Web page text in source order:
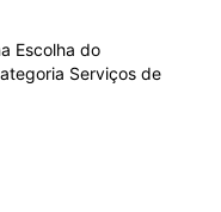
Escolha do
Serviços de